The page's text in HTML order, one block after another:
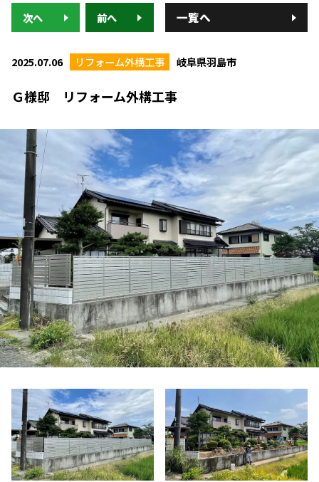
VISTA GARDEN
-株式会社 齋藤商店-
■ VISTA GARDENの外構工事
次へ 前へ 一覧へ
2025.07.06 リフォーム外構工事 岐阜県羽島市
Ｇ様邸 リフォーム外構工事